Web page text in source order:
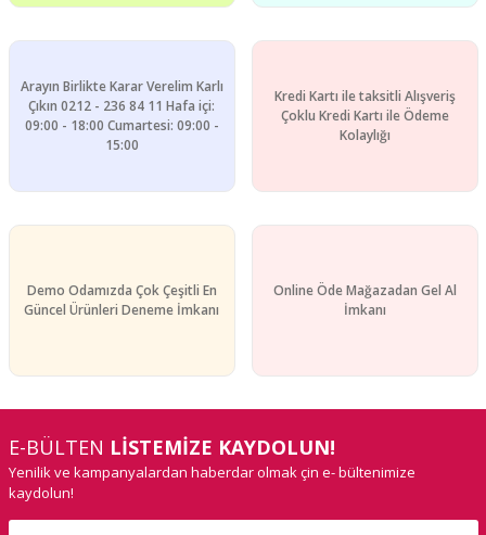
Arayın Birlikte Karar Verelim Karlı
Çıkın 0212 - 236 84 11 Hafa içi:
09:00 - 18:00 Cumartesi: 09:00 -
15:00
Kredi Kartı ile taksitli Alışveriş
Çoklu Kredi Kartı ile Ödeme
Kolaylığı
Demo Odamızda Çok Çeşitli En
Güncel Ürünleri Deneme İmkanı
Online Öde Mağazadan Gel Al
İmkanı
E-BÜLTEN LİSTEMİZE KAYDOLUN!
Yenilik ve kampanyalardan haberdar olmak çin e- bültenimize
kaydolun!